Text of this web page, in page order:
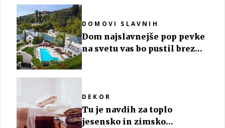
DOMOVI SLAVNIH
Dom najslavnejše pop pevke
na svetu vas bo pustil brez
DEKOR
Tu je navdih za toplo
jesensko in zimsko